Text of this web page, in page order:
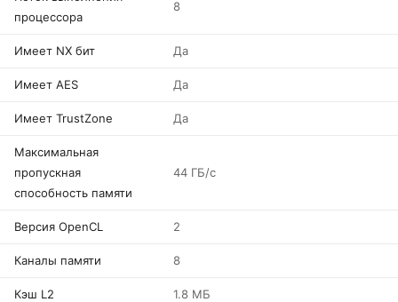
процессора
8
Имеет NX бит Да
Имеет AES Да
Имеет TrustZone Да
Максимальная
пропускная
способность памяти
44 ГБ/с
Версия OpenCL 2
Каналы памяти 8
Кэш L2 1.8 МБ